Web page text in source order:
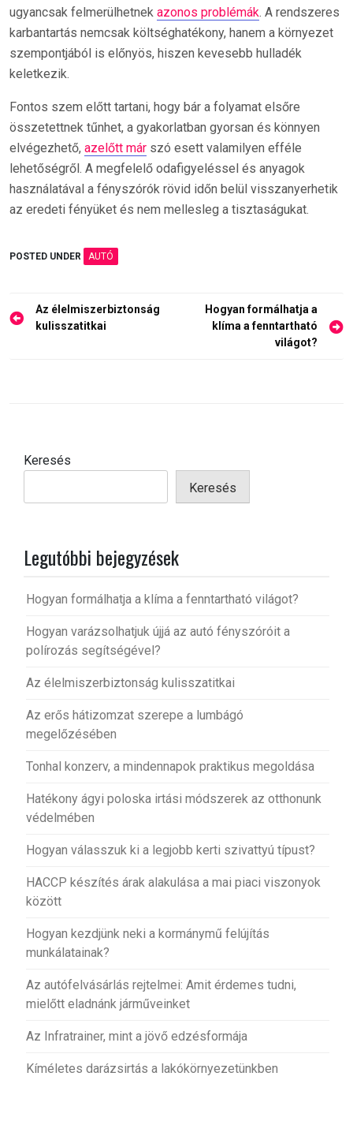
ugyancsak felmerülhetnek azonos problémák. A rendszeres
karbantartás nemcsak költséghatékony, hanem a környezet
szempontjából is előnyös, hiszen kevesebb hulladék
keletkezik.
Fontos szem előtt tartani, hogy bár a folyamat elsőre
összetettnek tűnhet, a gyakorlatban gyorsan és könnyen
elvégezhető, azelőtt már szó esett valamilyen efféle
lehetőségről. A megfelelő odafigyeléssel és anyagok
használatával a fényszórók rövid időn belül visszanyerhetik
az eredeti fényüket és nem mellesleg a tisztaságukat.
POSTED UNDER AUTÓ
Bejegyzés
navigáció
Az élelmiszerbiztonság
kulisszatitkai
Hogyan formálhatja a
klíma a fenntartható
világot?
Keresés
Keresés
Legutóbbi bejegyzések
Hogyan formálhatja a klíma a fenntartható világot?
Hogyan varázsolhatjuk újjá az autó fényszóróit a
polírozás segítségével?
Az élelmiszerbiztonság kulisszatitkai
Az erős hátizomzat szerepe a lumbágó
megelőzésében
Tonhal konzerv, a mindennapok praktikus megoldása
Hatékony ágyi poloska irtási módszerek az otthonunk
védelmében
Hogyan válasszuk ki a legjobb kerti szivattyú típust?
HACCP készítés árak alakulása a mai piaci viszonyok
között
Hogyan kezdjünk neki a kormánymű felújítás
munkálatainak?
Az autófelvásárlás rejtelmei: Amit érdemes tudni,
mielőtt eladnánk járműveinket
Az Infratrainer, mint a jövő edzésformája
Kíméletes darázsirtás a lakókörnyezetünkben